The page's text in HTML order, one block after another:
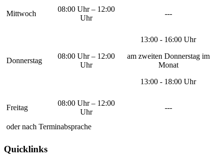
Mittwoch
08:00 Uhr – 12:00
Uhr
---
Donnerstag
08:00 Uhr – 12:00
Uhr
13:00 - 16:00 Uhr
am zweiten Donnerstag im
Monat
13:00 - 18:00 Uhr
Freitag
08:00 Uhr – 12:00
Uhr
---
oder nach Terminabsprache
Quicklinks